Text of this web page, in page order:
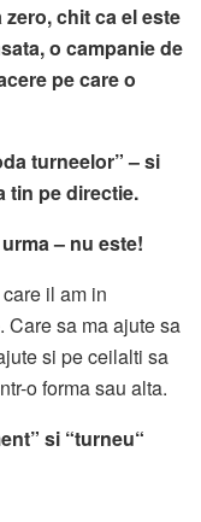
chit ca el este
o campanie de
pe care o
turneelor” – si
tin pe directie.
– nu este!
il am in
Care sa ma ajute sa
si pe ceilalti sa
o forma sau alta.
si “turneu“